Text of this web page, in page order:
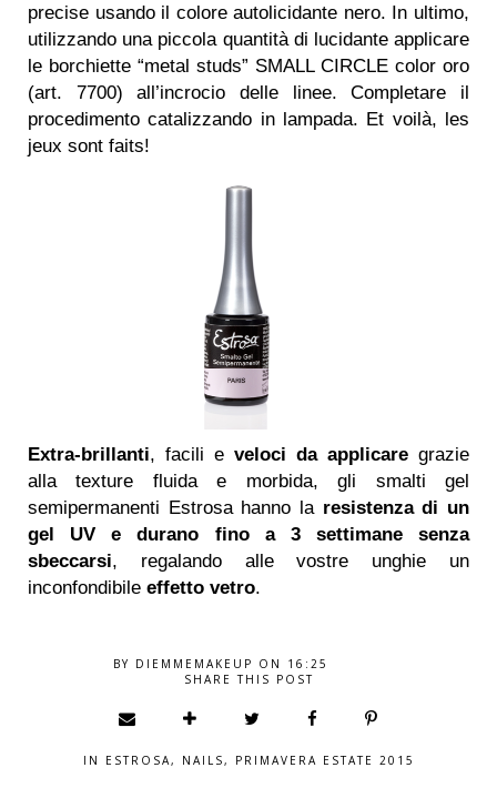
precise usando il colore autolicidante nero. In ultimo,
utilizzando una piccola quantità di lucidante applicare
le borchiette “metal studs” SMALL CIRCLE color oro
(art. 7700) all’incrocio delle linee. Completare il
procedimento catalizzando in lampada. Et voilà, les
jeux sont faits!
Extra-brillanti, facili e veloci da applicare grazie
alla texture fluida e morbida, gli smalti gel
semipermanenti Estrosa hanno la resistenza di un
gel UV e durano fino a 3 settimane senza
sbeccarsi, regalando alle vostre unghie un
inconfondibile effetto vetro.
BY DIEMMEMAKEUP ON 16:25
SHARE THIS POST
IN ESTROSA, NAILS, PRIMAVERA ESTATE 2015